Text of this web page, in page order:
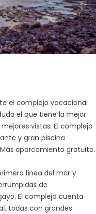
el complejo vacacional
el que tiene la mejor
vistas. El complejo
y gran piscina
aparcamiento gratuito.
línea del mar y
de
El complejo cuenta
todas con grandes